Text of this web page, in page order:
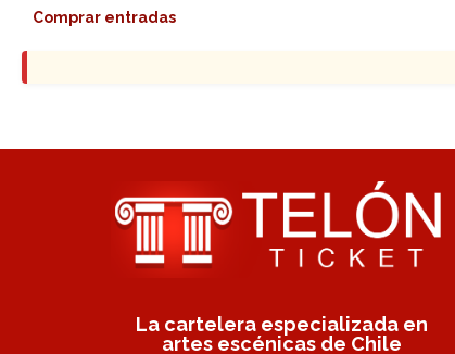
Comprar entradas
La cartelera especializada en
artes escénicas de Chile